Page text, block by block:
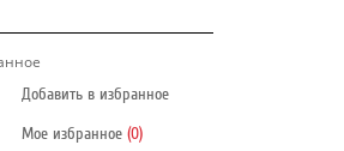
Добавить в избранное
Мое избранное (0)